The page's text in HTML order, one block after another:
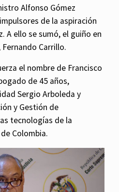
Alfonso Gómez
de la aspiración
A ello se sumó, el guiño en
Carrillo.
el nombre de Francisco
de 45 años,
Sergio Arboleda y
y Gestión de
tecnologías de la
Colombia.